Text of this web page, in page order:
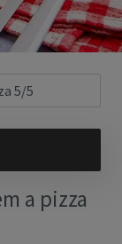
a pizza